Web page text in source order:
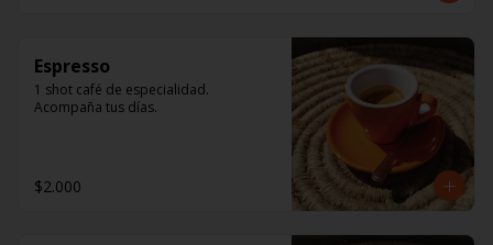
Espresso
1 shot café de especialidad.
Acompaña tus días.
$2.000